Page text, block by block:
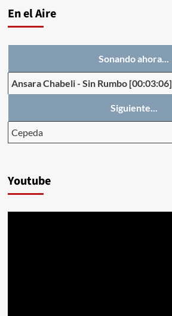
En el Aire
Sonando ahora...
Ansara Chabeli- Sin Rumbo [00:03:06]
Siguiente...
Cepeda
Youtube